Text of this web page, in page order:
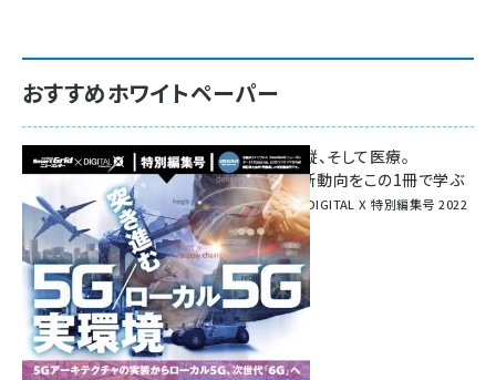
おすすめホワイトペーパー
環境対策、建機の遠隔操縦、そして医療。
次世代通信規格「5G」最新動向をこの1冊で学ぶ
SmartGrid ニューズレター × DIGITAL X 特別編集号 2022
Summer